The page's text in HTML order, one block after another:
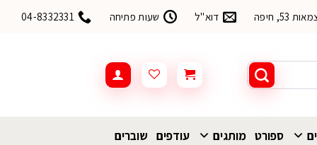
חיפה דוא"ל שעות פתיחה 04-8332331
ספורט מותגים עודפים שוברים